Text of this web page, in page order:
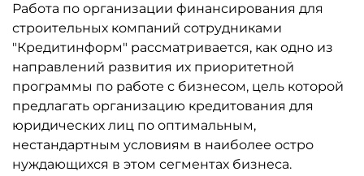
Работа по организации финансирования для
строительных компаний сотрудниками
"Кредитинформ" рассматривается, как одно из
направлений развития их приоритетной
программы по работе с бизнесом, цель которой
предлагать организацию кредитования для
юридических лиц по оптимальным,
нестандартным условиям в наиболее остро
нуждающихся в этом сегментах бизнеса.